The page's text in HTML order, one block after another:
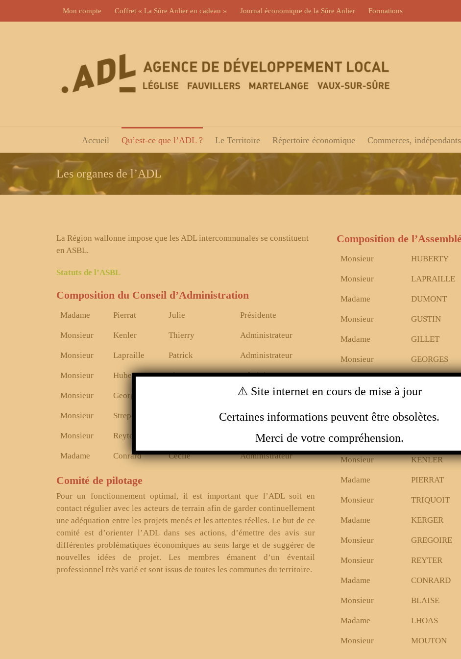
Mon compte Coffret « La Sûre Anlier en cadeau » Journal économique de la Sûre Anlier Formations
Accueil Qu’est-ce que l’ADL ? Le Territoire Répertoire économique Commerces,
Les organes de l’ADL
La Région wallonne impose que les ADL intercommunales se constituent
en ASBL.
Statuts de l’ASBL
Composition du Conseil d’Administration
Madame Pierrat Julie Présidente
Monsieur Kenler Thierry Administrateur
Monsieur Lapraille Patrick Administrateur
Monsieur Huberty Simon Administrateur
Monsieur Georges Administrateur
Monsieur Strepenne Administrateur
Monsieur Reyter Administrateur
Madame Conrard Cécile Administrateur
Comité de pilotage
Pour un fonctionnement optimal, il est important que l’ADL soit en
contact régulier avec les acteurs de terrain afin de garder continuellement
une adéquation entre les projets menés et les attentes réelles. Le but de ce
comité est d’orienter l’ADL dans ses actions, d’émettre des avis sur
différentes problématiques économiques au sens large et de suggérer de
nouvelles idées de projet. Les membres émanent d’un éventail
professionnel très varié et sont issus de toutes les communes du territoire.
Composition de
Monsieur HUBERTY
Monsieur LAPRAILLE
Madame DUMONT
Monsieur GUSTIN
Madame GILLET
Monsieur GEORGES
Monsieur STREPENNE
Madame PIRON
Monsieur
Monsieur KENLER
Madame PIERRAT
Monsieur TRIQUOIT
Madame KERGER
Monsieur GREGOIRE
Monsieur REYTER
Madame CONRARD
Monsieur BLAISE
Madame LHOAS
Monsieur MOUTON
⚠️ Site internet en cours de mise à jour
Certaines informations peuvent être obsolètes.
Merci de votre compréhension.